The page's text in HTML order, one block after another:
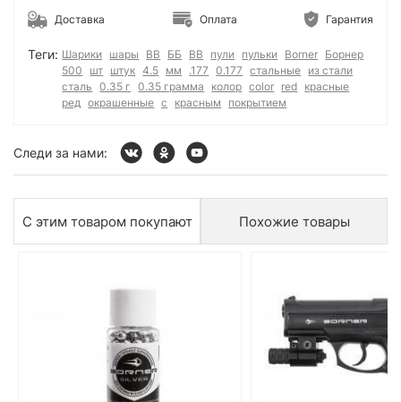
Доставка Оплата Гарантия
Теги: Шарики шары BB ББ ВВ пули пульки Borner Борнер
500
шт штук 4.5 мм .177 0.177 стальные из стали
сталь
0.35 г 0.35 грамма колор color red красные
ред
окрашенные с красным покрытием
Следи за нами:
С этим товаром покупают Похожие товары